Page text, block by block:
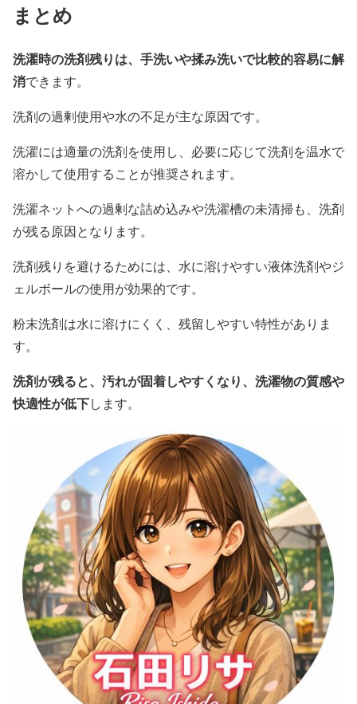
まとめ
洗濯時の洗剤残りは、手洗いや揉み洗いで比較的容易に解
消できます。
洗剤の過剰使用や水の不足が主な原因です。
洗濯には適量の洗剤を使用し、必要に応じて洗剤を温水で
溶かして使用することが推奨されます。
洗濯ネットへの過剰な詰め込みや洗濯槽の未清掃も、洗剤
が残る原因となります。
洗剤残りを避けるためには、水に溶けやすい液体洗剤やジ
ェルボールの使用が効果的です。
粉末洗剤は水に溶けにくく、残留しやすい特性がありま
す。
洗剤が残ると、汚れが固着しやすくなり、洗濯物の質感や
快適性が低下します。